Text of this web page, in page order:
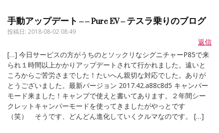
手動アップデート – – Pure EV – テスラ乗りのブログ
投稿日: 2018-08-02 08:49
返信
[…] 今日サービスの方がうちのとソックリなシグニチャーP85で来
られ１時間以上かかりアップデートされて行かれました。遠いと
ころからご苦労さまでした！たいへん親切な対応でした。ありが
とうございました。最新バージョン 2017.42.a88c8d5 キャンパー
モード来ました！キャンプで使えと書いてあります。２年間シー
クレットキャンパーモードを使ってきましたがやっとです
（笑） そうです、どんどん進化していくクルマなのです。 […]